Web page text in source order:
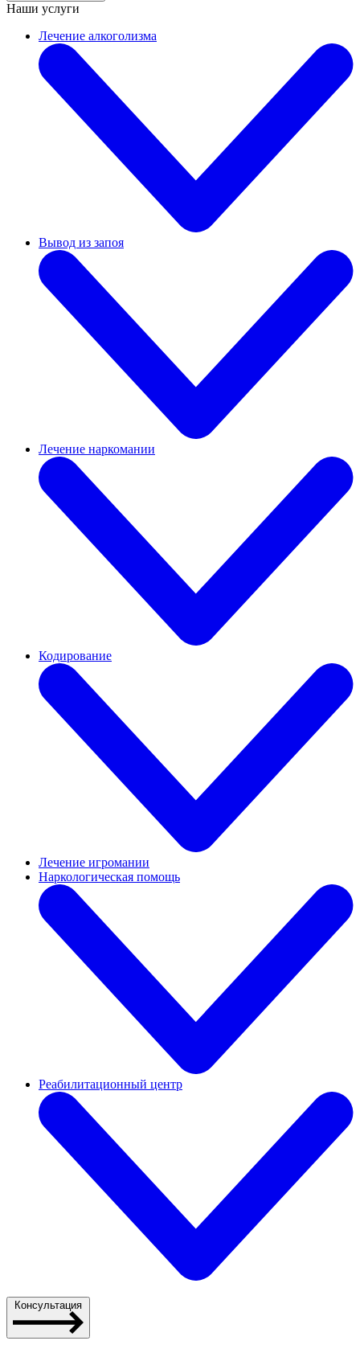
Наши услуги
Лечение алкоголизма
Вывод из запоя
Лечение наркомании
Кодирование
Лечение игромании
Наркологическая помощь
Реабилитационный центр
Консультация